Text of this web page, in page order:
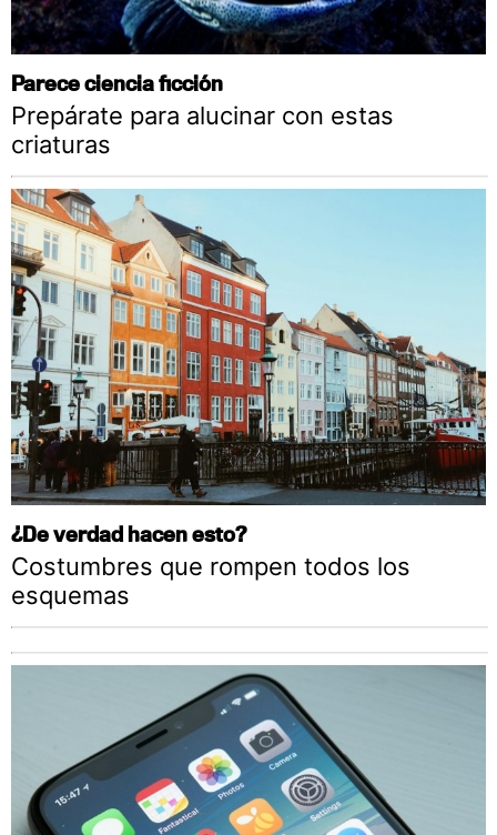
Parece ciencia ficción
Prepárate para alucinar con estas
criaturas
¿De verdad hacen esto?
Costumbres que rompen todos los
esquemas